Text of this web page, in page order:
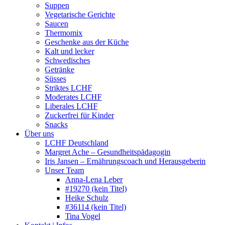
Suppen
Vegetarische Gerichte
Saucen
Thermomix
Geschenke aus der Küche
Kalt und lecker
Schwedisches
Getränke
Süsses
Striktes LCHF
Moderates LCHF
Liberales LCHF
Zuckerfrei für Kinder
Snacks
Über uns
LCHF Deutschland
Margret Ache – Gesundheitspädagogin
Iris Jansen – Ernährungscoach und Herausgeberin
Unser Team
Anna-Lena Leber
#19270 (kein Titel)
Heike Schulz
#36114 (kein Titel)
Tina Vogel